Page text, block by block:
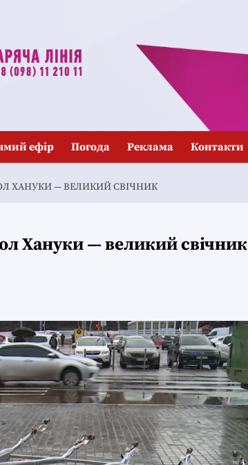
ефір Погода Реклама Контакти
ХАНУКИ — ВЕЛИКИЙ СВІЧНИК
Хануки — великий свічник